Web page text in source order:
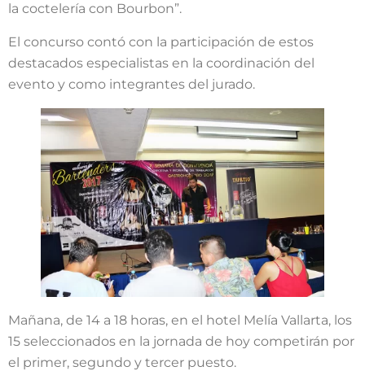
la coctelería con Bourbon”.
El concurso contó con la participación de estos
destacados especialistas en la coordinación del
evento y como integrantes del jurado.
Mañana, de 14 a 18 horas, en el hotel Melía Vallarta, los
15 seleccionados en la jornada de hoy competirán por
el primer, segundo y tercer puesto.